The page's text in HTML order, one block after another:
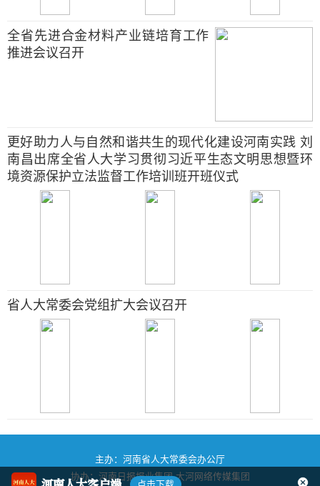
全省先进合金材料产业链培育工作
推进会议召开
更好助力人与自然和谐共生的现代化建设河南实践 刘
南昌出席全省人大学习贯彻习近平生态文明思想暨环
境资源保护立法监督工作培训班开班仪式
省人大常委会党组扩大会议召开
主办：河南省人大常委会办公厅
协办：河南日报报业集团大河网络传媒集团